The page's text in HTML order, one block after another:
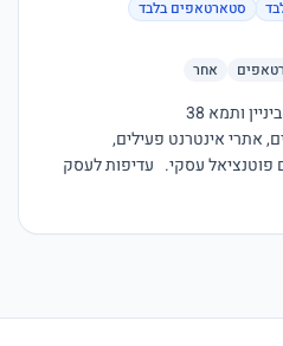
סטארטאפים בלבד
אחר